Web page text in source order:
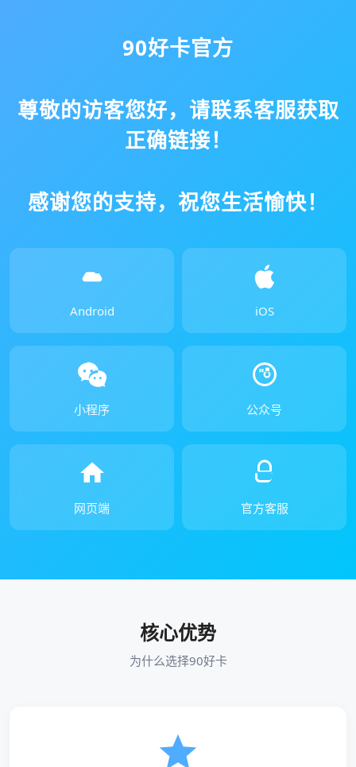
90好卡官方
尊敬的访客您好，请联系客服获取
正确链接！
感谢您的支持，祝您生活愉快！
Android iOS
小程序 公众号
网页端 官方客服
核心优势
为什么选择90好卡